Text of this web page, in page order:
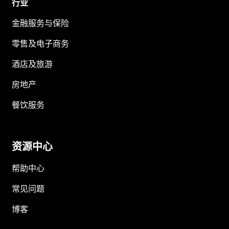
行业
金融服务与保险
零售及电子商务
酒店及旅游
房地产
餐饮服务
资源中心
帮助中心
常见问题
博客